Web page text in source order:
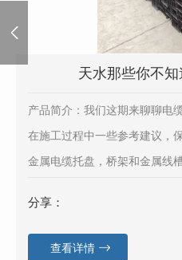
天水那些你不知
产品简介：我们这期来聊聊电
在施工过程中一些参考建议，
金属电缆托盘，桥架和金属线
质证明。2、外观检查，部件齐
桥架涂层完整，无锈蚀，镀锌
分享：
查看详情